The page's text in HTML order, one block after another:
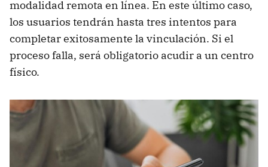
modalidad remota en línea. En este último caso,
los usuarios tendrán hasta tres intentos para
completar exitosamente la vinculación. Si el
proceso falla, será obligatorio acudir a un centro
físico.